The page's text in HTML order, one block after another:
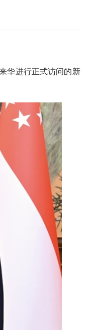
华进行正式访问的新